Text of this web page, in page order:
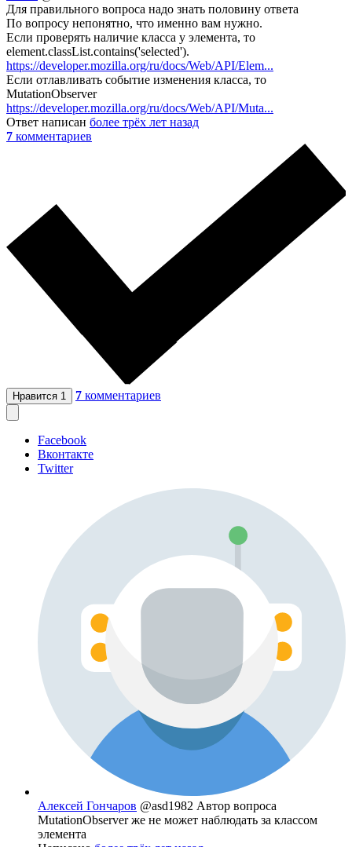
Для правильного вопроса надо знать половину ответа
По вопросу непонятно, что именно вам нужно.
Если проверять наличие класса у элемента, то
element.classList.contains('selected').
https://developer.mozilla.org/ru/docs/Web/API/Elem...
Если отлавливать событие изменения класса, то
MutationObserver
https://developer.mozilla.org/ru/docs/Web/API/Muta...
Ответ написан более трёх лет назад
7 комментариев
Нравится 1 7 комментариев
Facebook
Вконтакте
Twitter
Алексей Гончаров @asd1982 Автор вопроса
MutationObserver же не может наблюдать за классом
элемента